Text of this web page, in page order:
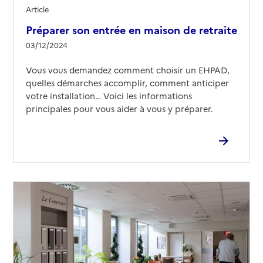
EHPAD Korian Les pins verts
Adresse
35 rue Emile Eudes
11100-Narbonne
04 68 40 52 00
Contact
Site internet
Mis à jour le : 06/03/2026
Préparer son entrée en maison de retraite
03/12/2024
Article
Vous vous demandez comment choisir un EHPAD,
quelles démarches accomplir, comment anticiper
votre installation… Voici les informations
principales pour vous aider à vous y préparer.